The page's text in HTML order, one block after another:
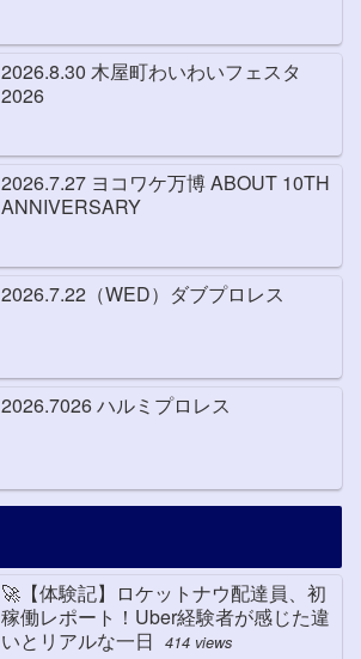
2026.8.30 木屋町わいわいフェスタ
2026
2026.7.27 ヨコワケ万博 ABOUT 10TH
ANNIVERSARY
2026.7.22（WED）ダブプロレス
2026.7026 ハルミプロレス
🚀【体験記】ロケットナウ配達員、初
稼働レポート！Uber経験者が感じた違
いとリアルな一日
414 views